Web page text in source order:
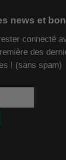
news et
connecté
des
! (sans spam)